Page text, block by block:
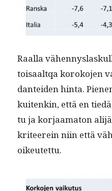
Raal­la
toisaaltqa koroko­jen
dan­tei­den hin­ta.
kuitenkin, että en
tu ja kor­jaam­a­ton
kri­teere­in niin että
oikeutettu.